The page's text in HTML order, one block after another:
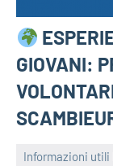
GIOVANI:
Informazioni utili